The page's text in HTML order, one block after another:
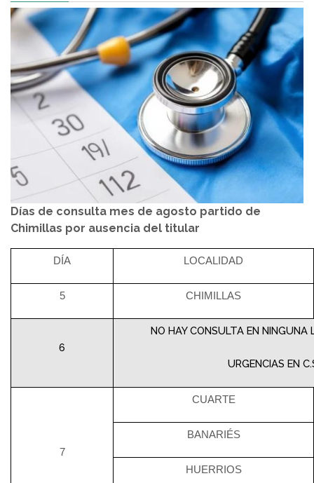
Días de consulta mes de agosto partido de
Chimillas por ausencia del titular
DÍA LOCALIDAD
5 CHIMILLAS
6
NO HAY CONSULTA EN NINGUNA
URGENCIAS EN
7
CUARTE
BANARIÉS
HUERRIOS